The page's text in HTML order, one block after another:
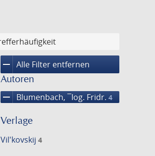
remove Alle Filter entfernen
Autoren
remove Blumenbach, ¯Iog. Fridr. 4
Verlage
Vil'kovskij 4